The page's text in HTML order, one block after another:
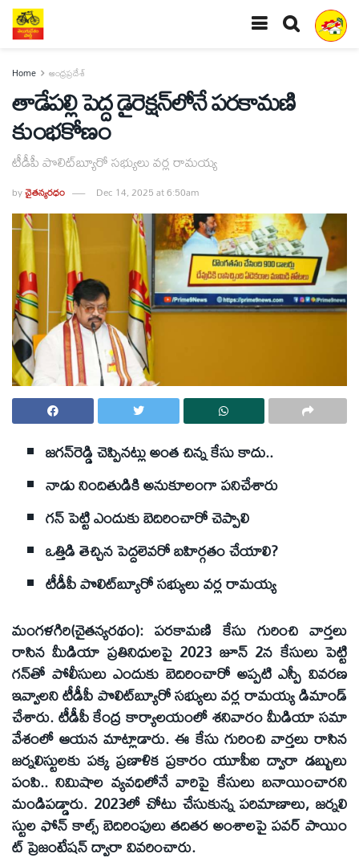
Home ఆంధ్రప్రదేశ్
తాడేపల్లి పెద్ద డైరెక్షన్‌లోనే పరకామణి
కుంభకోణం
టీడీపీ పొలిట్‌బ్యూరో సభ్యులు వర్ల రామయ్య
byచైతన్యరధం Dec 14, 2025 at 6:50am
జగన్‌రెడ్డి చెప్పినట్లు అంత చిన్న కేసు కాదు..
నాడు నిందితుడికి అనుకూలంగా పనిచేశారు
గన్‌ పెట్టి ఎందుకు బెదిరించారో చెప్పాలి
ఒత్తిడి తెచ్చిన పెద్దలెవరో బహిర్గతం చేయాలి?
టీడీపీ పొలిట్‌బ్యూరో సభ్యులు వర్ల రామయ్య
మంగళగిరి(చైతన్యరథం): పరకామణి కేసు గురించి వార్తలు
రాసిన మీడియా ప్రతినిధులపై 2023 జూన్‌ 2న కేసులు పెట్టి
గన్‌తో పోలీసులు ఎందుకు బెదిరించారో అప్పటి ఎస్పీ వివరణ
ఇవ్వాలని టీడీపీ పొలిట్‌బ్యూరో సభ్యులు వర్ల రామయ్య డిమాండ్‌
చేశారు. టీడీపీ కేంద్ర కార్యాలయంలో శనివారం మీడియా సమా
వేశంలో ఆయన మాట్లాడారు. ఈ కేసు గురించి వార్తలు రాసిన
జర్నలిస్టులకు పక్క ప్రణాళిక ప్రకారం యూపీఐ ద్వారా డబ్బులు
పంపి.. నిమిషాల వ్యవధిలోనే వారిపై కేసులు బనాయించారని
మండిపడ్డారు. 2023లో చోటు చేసుకున్న పరిమాణాలు, జర్నలి
స్టుల ఫోన్‌ కాల్స్‌ బెదిరింపులు తదితర అంశాలపై పవర్‌ పాయిం
ట్‌ ప్రెజంటేషన్‌ ద్వారా వివరించారు.